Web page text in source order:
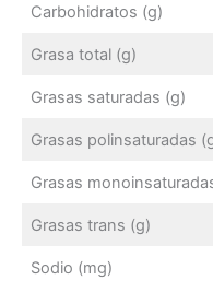
Carbohidratos (g)
Grasa total (g)
Grasas saturadas (g)
Grasas polinsaturadas
Grasas
Grasas trans (g)
Sodio (mg)